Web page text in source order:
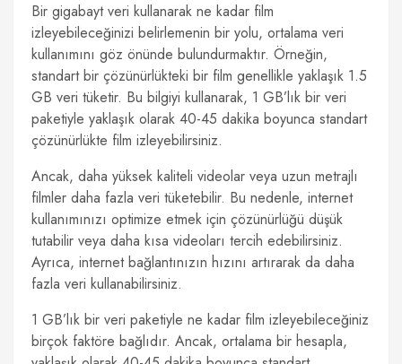
Bir gigabayt veri kullanarak ne kadar film
izleyebileceğinizi belirlemenin bir yolu, ortalama veri
kullanımını göz önünde bulundurmaktır. Örneğin,
standart bir çözünürlükteki bir film genellikle yaklaşık 1.5
GB veri tüketir. Bu bilgiyi kullanarak, 1 GB’lık bir veri
paketiyle yaklaşık olarak 40-45 dakika boyunca standart
çözünürlükte film izleyebilirsiniz.
Ancak, daha yüksek kaliteli videolar veya uzun metrajlı
filmler daha fazla veri tüketebilir. Bu nedenle, internet
kullanımınızı optimize etmek için çözünürlüğü düşük
tutabilir veya daha kısa videoları tercih edebilirsiniz.
Ayrıca, internet bağlantınızın hızını artırarak da daha
fazla veri kullanabilirsiniz.
1 GB’lık bir veri paketiyle ne kadar film izleyebileceğiniz
birçok faktöre bağlıdır. Ancak, ortalama bir hesapla,